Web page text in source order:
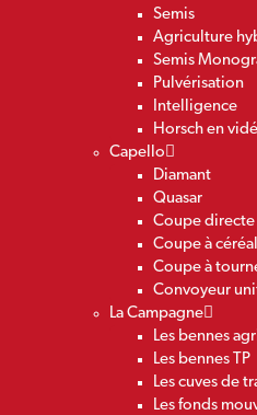
Semis
Agriculture
Semis
Pulvérisation
Intelligence
Horsch en
Capello
Diamant
Quasar
Coupe directe
Coupe à
Coupe à
Convoyeur
La Campagne
Les bennes
Les bennes TP
Les cuves de
Les fonds